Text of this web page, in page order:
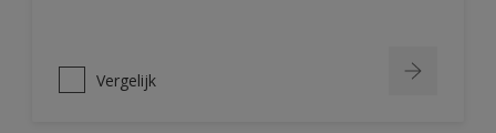
Vergelijk